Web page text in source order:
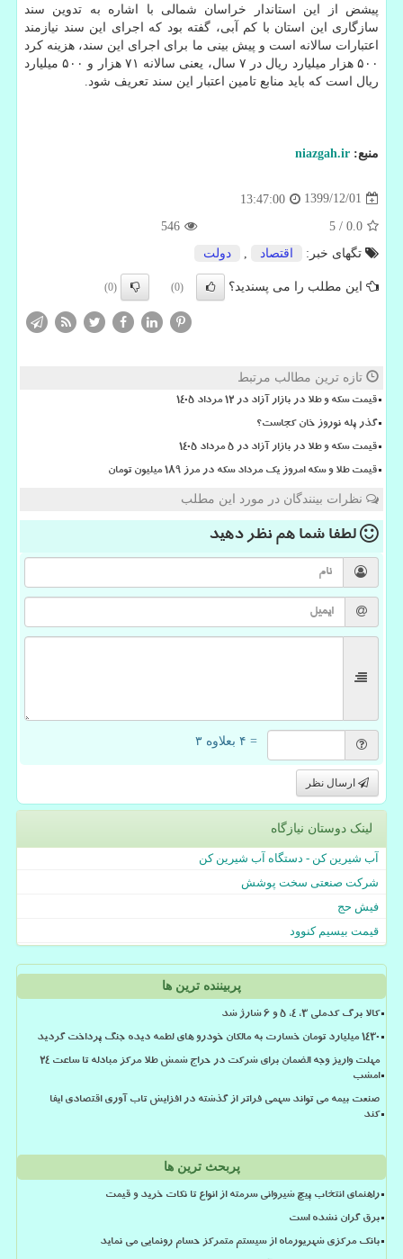
پیشض از این استاندار خراسان شمالی با اشاره به تدوین سند
سازگاری این استان با کم آبی، گفته بود که اجرای این سند نیازمند
اعتبارات سالانه است و پیش بینی ما برای اجرای این سند، هزینه کرد
۵۰۰ هزار میلیارد ریال در ۷ سال، یعنی سالانه ۷۱ هزار و ۵۰۰ میلیارد
ریال است که باید منابع تامین اعتبار این سند تعریف شود.
منبع: niazgah.ir
1399/12/01
13:47:00
0.0
/
5
546
تگهای خبر:
اقتصاد دولت
این مطلب را می پسندید؟ (0)
(0)
تازه ترین مطالب مرتبط
قیمت سکه و طلا در بازار آزاد در ۱۲ مرداد ۱۴۰۵
گذر پله نوروز خان کجاست؟
قیمت سکه و طلا در بازار آزاد در ۵ مرداد ۱۴۰۵
قیمت طلا و سکه امروز یک مرداد سکه در مرز ۱۸۹ میلیون تومان
نظرات بینندگان در مورد این مطلب
لطفا شما همنظر دهید
= ۴ بعلاوه ۳
ارسال نظر
لینک دوستان نیازگاه
آب شیرین کن - دستگاه آب شیرین کن
شرکت صنعتی سخت پوشش
فیش حج
قیمت بیسیم کنوود
پربیننده ترین ها
کالا برگ کدملی 3، 4، 5 و 6 شارژ شد
۱۴۳۰ میلیارد تومان خسارت به مالکان خودرو های لطمه دیده جنگ پرداخت گردید
مهلت واریز وجه الضمان برای شرکت در حراج شمش طلا مرکز مبادله تا ساعت ۲۴
امشب
صنعت بیمه می تواند سهمی فراتر از گذشته در افزایش تاب آوری اقتصادی ایفا
کند
پربحث ترین ها
راهنمای انتخاب پیچ شیروانی سرمته از انواع تا نکات خرید و قیمت
برق گران نشده است
بانک مرکزی شهریورماه از سیستم متمرکز حسام رونمایی می نماید